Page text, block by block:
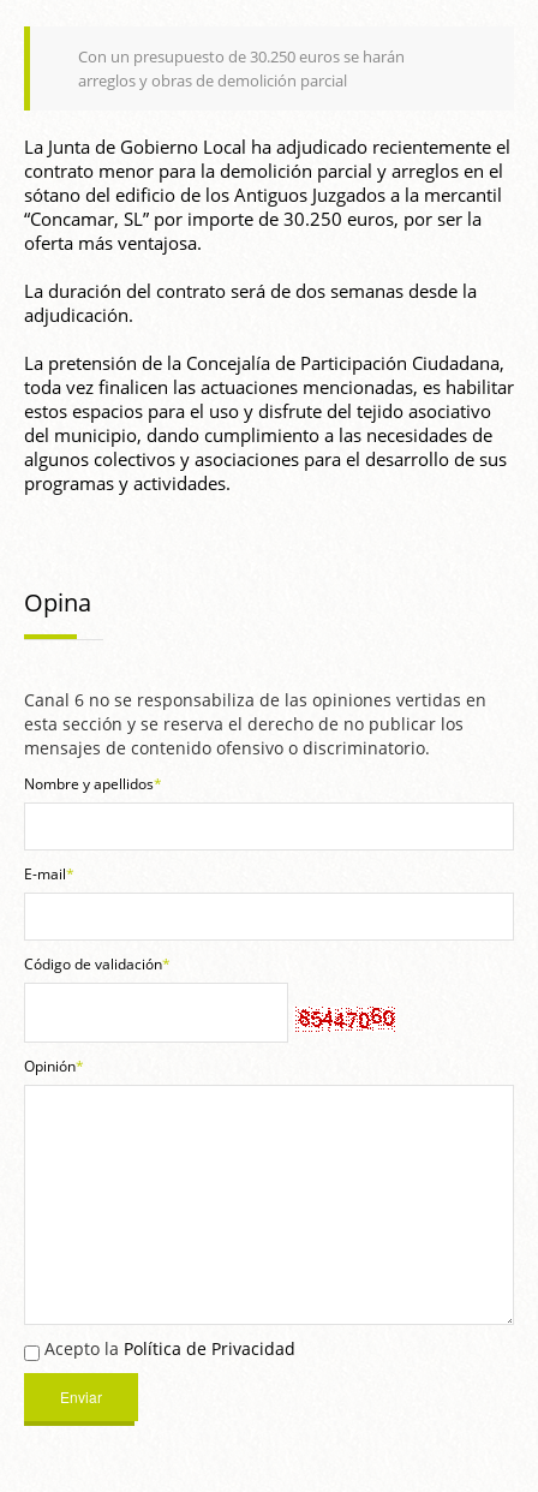
Con un presupuesto de 30.250 euros se harán
arreglos y obras de demolición parcial
La Junta de Gobierno Local ha adjudicado recientemente el
contrato menor para la demolición parcial y arreglos en el
sótano del edificio de los Antiguos Juzgados a la mercantil
“Concamar, SL” por importe de 30.250 euros, por ser la
oferta más ventajosa.
La duración del contrato será de dos semanas desde la
adjudicación.
La pretensión de la Concejalía de Participación Ciudadana,
toda vez finalicen las actuaciones mencionadas, es habilitar
estos espacios para el uso y disfrute del tejido asociativo
del municipio, dando cumplimiento a las necesidades de
algunos colectivos y asociaciones para el desarrollo de sus
programas y actividades.
Opina
Canal 6 no se responsabiliza de las opiniones vertidas en
esta sección y se reserva el derecho de no publicar los
mensajes de contenido ofensivo o discriminatorio.
Nombre y apellidos*
E-mail*
Código de validación*
Opinión*
Acepto la Política de Privacidad